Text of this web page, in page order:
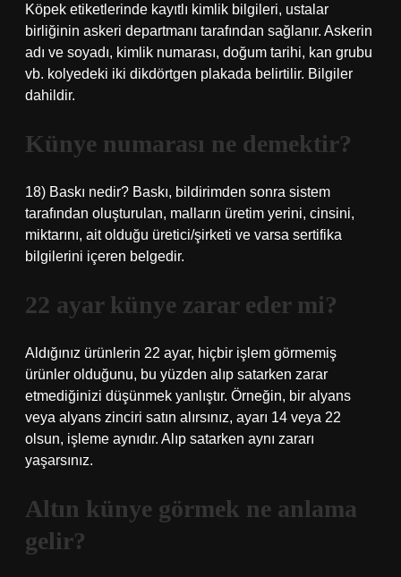
Köpek etiketlerinde kayıtlı kimlik bilgileri, ustalar
birliğinin askeri departmanı tarafından sağlanır. Askerin
adı ve soyadı, kimlik numarası, doğum tarihi, kan grubu
vb. kolyedeki iki dikdörtgen plakada belirtilir. Bilgiler
dahildir.
Künye numarası ne demektir?
18) Baskı nedir? Baskı, bildirimden sonra sistem
tarafından oluşturulan, malların üretim yerini, cinsini,
miktarını, ait olduğu üretici/şirketi ve varsa sertifika
bilgilerini içeren belgedir.
22 ayar künye zarar eder mi?
Aldığınız ürünlerin 22 ayar, hiçbir işlem görmemiş
ürünler olduğunu, bu yüzden alıp satarken zarar
etmediğinizi düşünmek yanlıştır. Örneğin, bir alyans
veya alyans zinciri satın alırsınız, ayarı 14 veya 22
olsun, işleme aynıdır. Alıp satarken aynı zararı
yaşarsınız.
Altın künye görmek ne anlama
gelir?